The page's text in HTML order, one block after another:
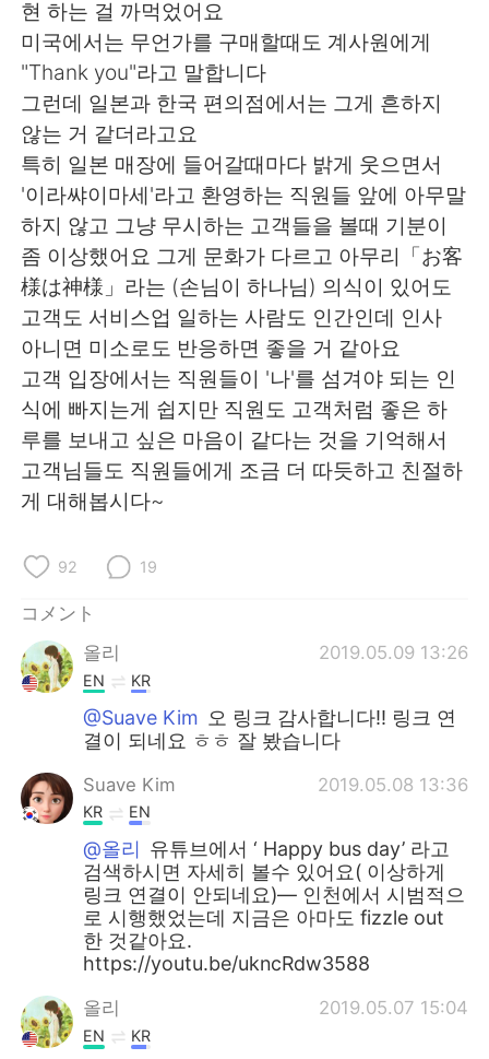
현 하는 걸 까먹었어요
미국에서는 무언가를 구매할때도 계사원에게
"Thank you"라고 말합니다
그런데 일본과 한국 편의점에서는 그게 흔하지
않는 거 같더라고요
특히 일본 매장에 들어갈때마다 밝게 웃으면서
'이라쌰이마세'라고 환영하는 직원들 앞에 아무말
하지 않고 그냥 무시하는 고객들을 볼때 기분이
좀 이상했어요 그게 문화가 다르고 아무리「お客
様は神様」라는 (손님이 하나님) 의식이 있어도
고객도 서비스업 일하는 사람도 인간인데 인사
아니면 미소로도 반응하면 좋을 거 같아요
고객 입장에서는 직원들이 '나'를 섬겨야 되는 인
식에 빠지는게 쉽지만 직원도 고객처럼 좋은 하
루를 보내고 싶은 마음이 같다는 것을 기억해서
고객님들도 직원들에게 조금 더 따듯하고 친절하
게 대해봅시다~
92 19
コメント
올리
2019.05.09 13:26
EN KR
@Suave Kim 오 링크 감사합니다!! 링크 연
결이 되네요 ㅎㅎ 잘 봤습니다
Suave Kim 2019.05.08 13:36
KR EN
@올리 유튜브에서 ‘ Happy bus day’ 라고
검색하시면 자세히 볼수 있어요( 이상하게
링크 연결이 안되네요)— 인천에서 시범적으
로 시행했었는데 지금은 아마도 fizzle out
한 것같아요.
https://youtu.be/ukncRdw3588
올리 2019.05.07 15:04
EN KR